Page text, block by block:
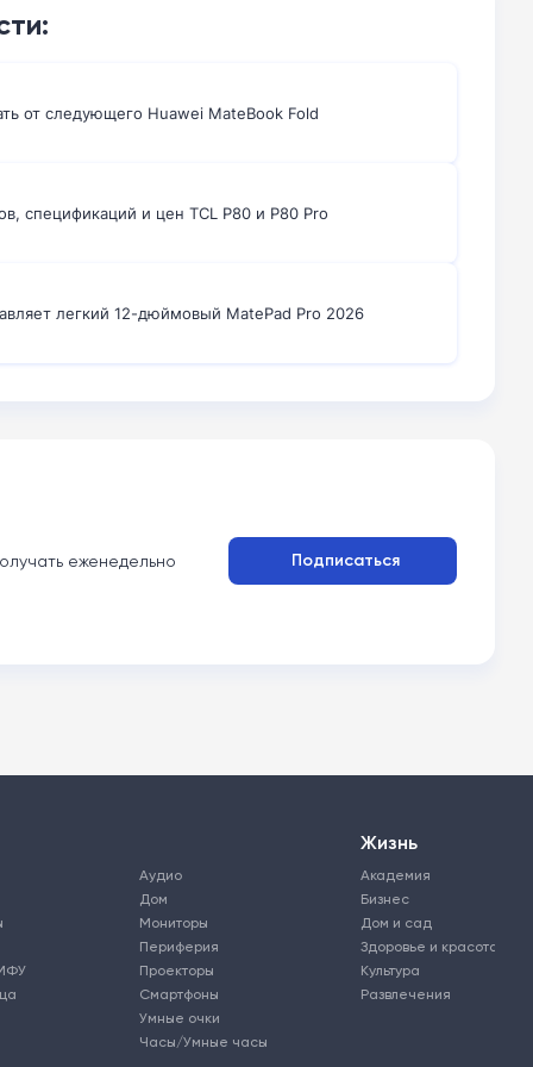
от следующего Huawei MateBook Fold
спецификаций и цен TCL P80 и P80 Pro
легкий 12-дюймовый MatePad Pro 2026
еженедельно Подписаться
Аудио
Дом
Мониторы
Периферия
Проекторы
Смартфоны
Умные очки
Часы/Умные часы
Жизнь
Академия
Бизнес
Дом и сад
Здоровье и красота
Культура
Развлечения